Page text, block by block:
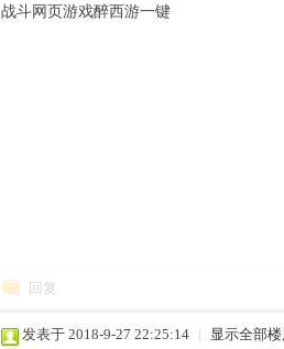
战斗网页游戏醉西游一键
回复
发表于 2018-9-27 22:25:14 | 显示全部